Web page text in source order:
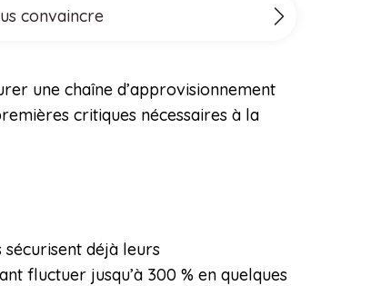
convaincre
une chaîne d’approvisionnement
critiques nécessaires à la
déjà leurs
fluctuer jusqu’à 300 % en quelques